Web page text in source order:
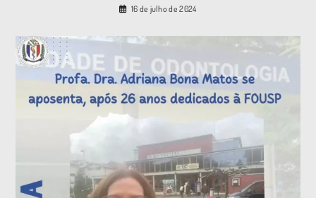
16 de julho de 2024